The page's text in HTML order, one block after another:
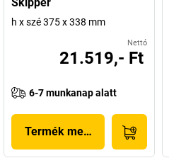
h x szé 375 x 338 mm
Nettó
21.519,- Ft
6-7 munkanap alatt
Termék megjelenítése